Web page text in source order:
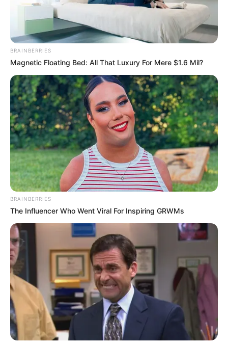
Judul Lain: –
Genre: Drama, Romansa
Negara: Indonesia
Sutradara: Aira Sondang
Produser: –
Penulis Naskah: –
Rumah Produksi: Arjuna Mega Films
Channel TV: WeTV Indonesia
Jumlah Episode: –
Masa Tayang: Mulai 13 Januari 2023
Jadwal Tayang: Setiap Jumat
BRAINBERRIES
Magnetic Floating Bed: All That Luxury For Mere $1.6 Mil?
BRAINBERRIES
The Influencer Who Went Viral For Inspiring GRWMs